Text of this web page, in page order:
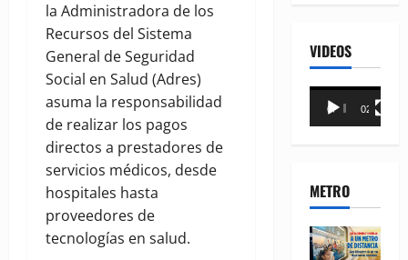
la Administradora de los
Recursos del Sistema
General de Seguridad
Social en Salud (Adres)
asuma la responsabilidad
de realizar los pagos
directos a prestadores de
servicios médicos, desde
hospitales hasta
proveedores de
tecnologías en salud.
VIDEOS
Reproductor
00:00 02:18
METRO